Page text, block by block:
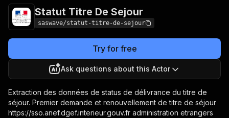
Statut Titre De Sejour
saswave/statut-titre-de-sejour
Try for free
Ask questions about this Actor
Extraction des données de status de délivrance du titre de
séjour. Premier demande et renouvellement de titre de séjour
https://sso.anef.dgef.interieur.gouv.fr administration etrangers